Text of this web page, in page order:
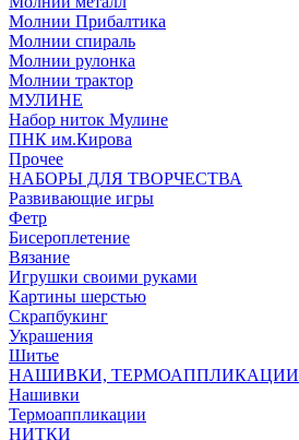
Молнии Прибалтика
Молнии спираль
Молнии рулонка
Молнии трактор
МУЛИНЕ
Набор ниток Мулине
ПНК им.Кирова
Прочее
НАБОРЫ ДЛЯ ТВОРЧЕСТВА
Развивающие игры
Фетр
Бисероплетение
Вязание
Игрушки своими руками
Картины шерстью
Скрапбукинг
Украшения
Шитье
НАШИВКИ, ТЕРМОАППЛИКАЦИИ
Нашивки
Термоаппликации
НИТКИ